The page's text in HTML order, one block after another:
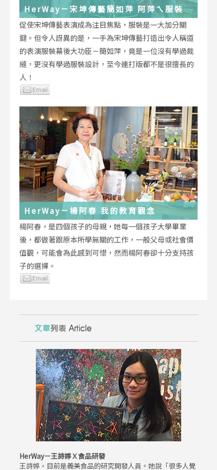
HerWay－宋坤傳藝簡如萍 阿萍ㄟ服裝
促使宋坤傳藝表演成為注目焦點，服裝是一大加分關
鍵。但令人訝異的是，一手為宋坤傳藝打造出令人稱道
的表演服裝幕後大功臣－簡如萍，竟是一位沒有學過裁
縫，更沒有學過服裝設計，至今連打版都不是很擅長的
人！
HerWay－楊阿春 我的教育觀念
楊阿春，是四個孩子的母親，她每一個孩子大學畢業
後，都做著跟原本所學無關的工作，一般父母或社會價
值觀，可能會為此感到可惜，然而楊阿春卻十分支持孩
子的選擇。
HerWay－王詩婷Ｘ食品研發
王詩婷，目前是義美食品的研究開發人員。她說「很多人覺